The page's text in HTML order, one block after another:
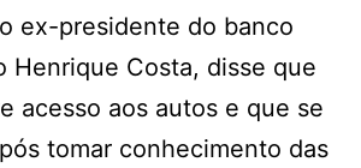
ex-presidente do banco
Henrique Costa, disse que
acesso aos autos e que se
tomar conhecimento das